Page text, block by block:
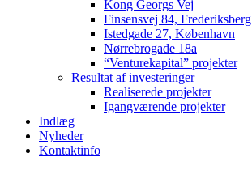
Kong Georgs Vej
Finsensvej 84, Frederiksberg
Istedgade 27, København
Nørrebrogade 18a
“Venturekapital” projekter
Resultat af investeringer
Realiserede projekter
Igangværende projekter
Indlæg
Nyheder
Kontaktinfo